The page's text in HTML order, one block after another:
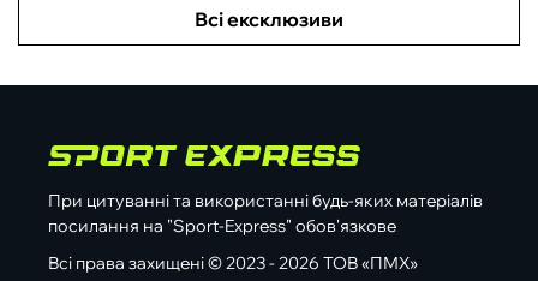
Всі ексклюзиви
При цитуванні та використанні будь-яких матеріалів
посилання на "Sport-Express" обов'язкове
Всі права захищені © 2023 - 2026 ТОВ «ПМХ»